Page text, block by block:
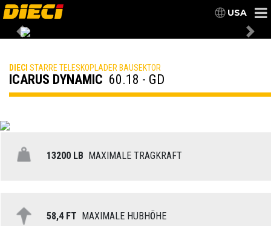
USA
Previous
DIECI STARRE TELESKOPLADER BAUSEKTOR
ICARUS DYNAMIC 60.18 - GD
13200 LB MAXIMALE TRAGKRAFT
58,4 FT MAXIMALE HUBHÖHE